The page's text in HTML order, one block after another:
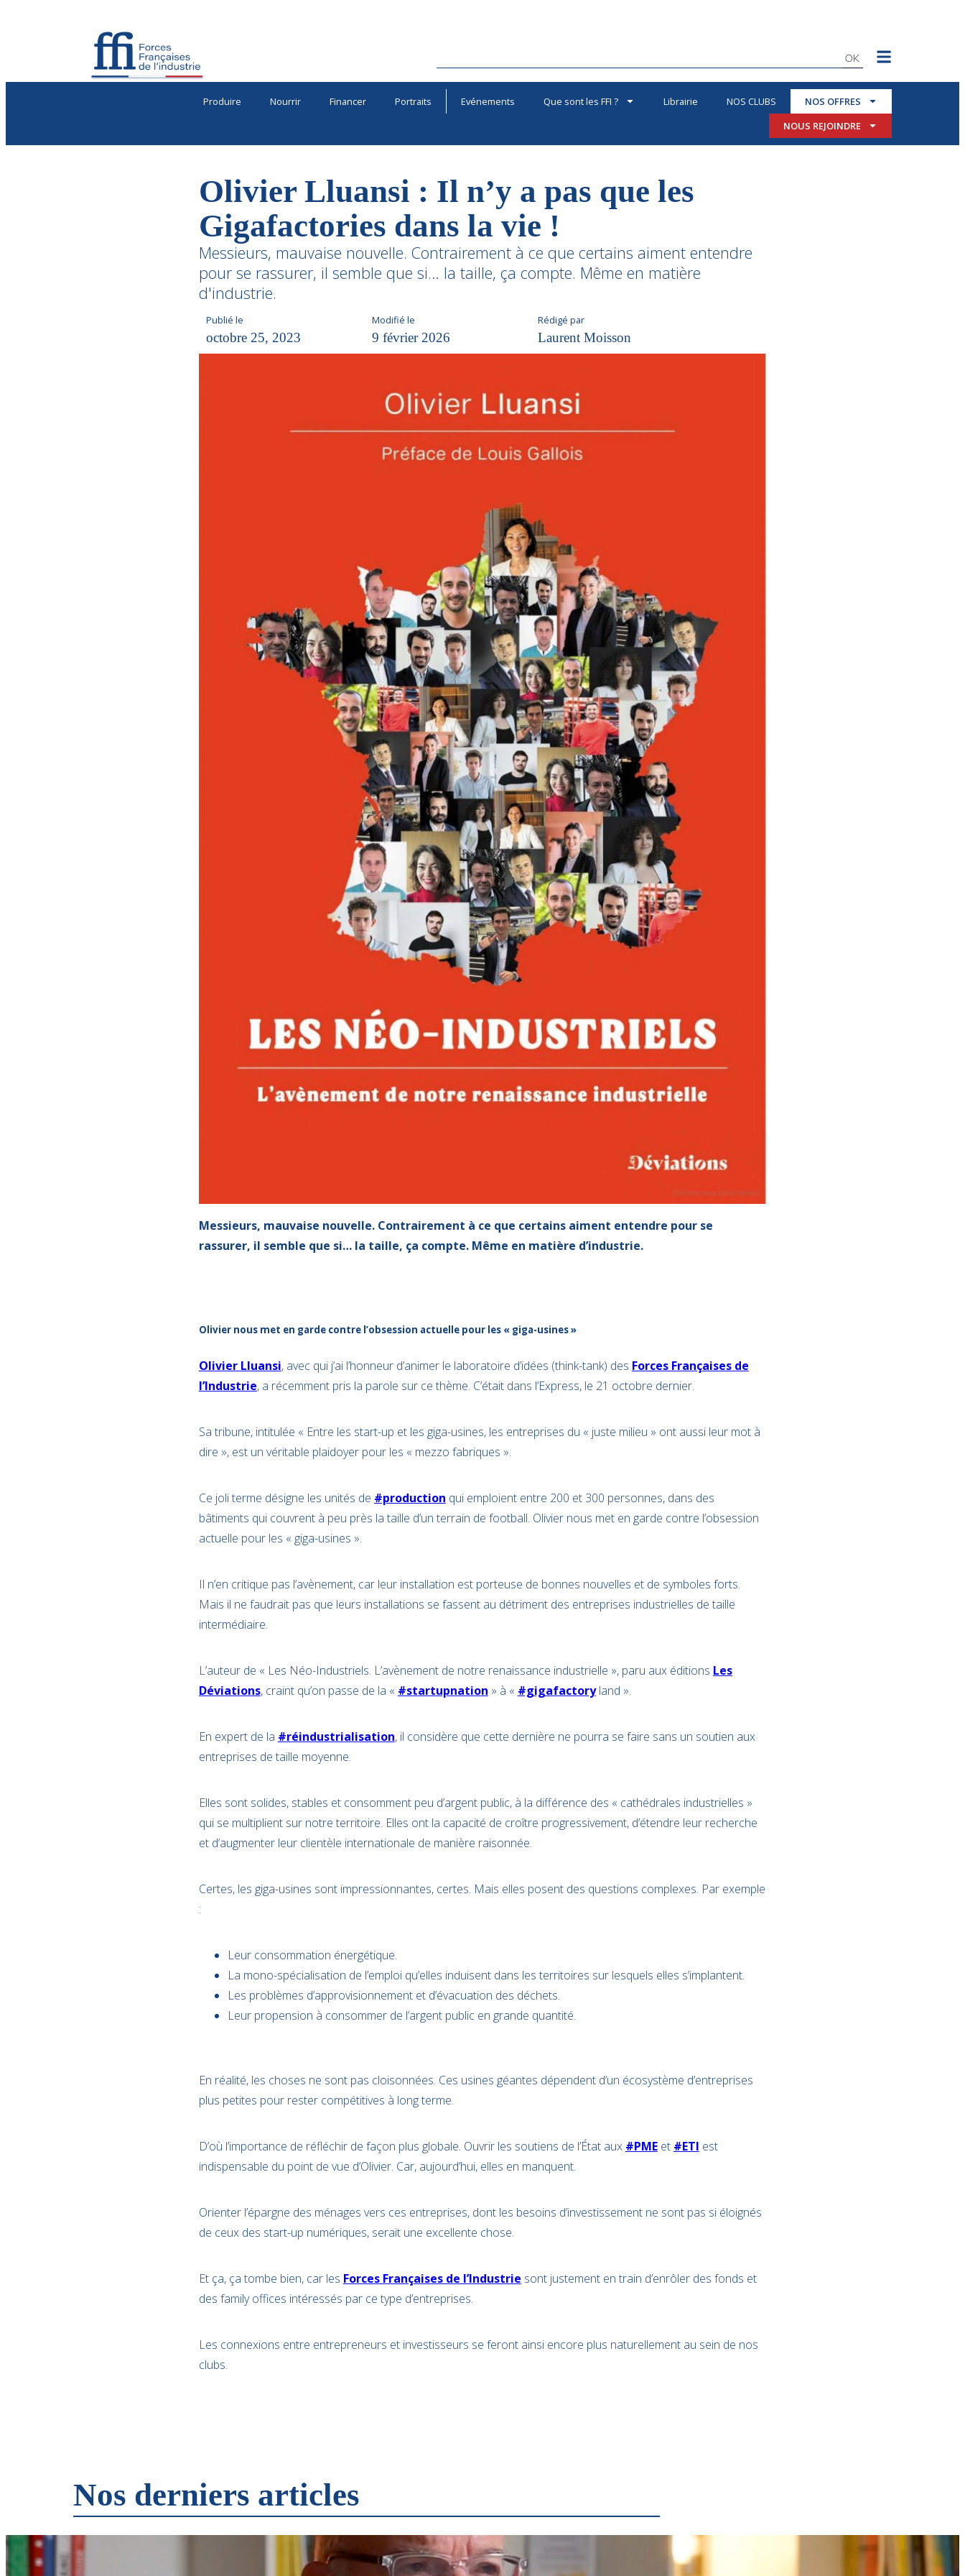
OK
Produire Nourrir Financer Portraits Evénements Que sont les FFI ? Librairie NOS CLUBS
NOS OFFRES
NOUS REJOINDRE
Olivier Lluansi : Il n’y a pas que les
Gigafactories dans la vie !
Messieurs, mauvaise nouvelle. Contrairement à ce que certains aiment entendre
pour se rassurer, il semble que si… la taille, ça compte. Même en matière
d'industrie.
Publié le
octobre 25, 2023
Modifié le
9 février 2026
Rédigé par
Laurent Moisson
Messieurs, mauvaise nouvelle. Contrairement à ce que certains aiment entendre pour se
rassurer, il semble que si… la taille, ça compte. Même en matière d’industrie.
Olivier nous met en garde contre l’obsession actuelle pour les « giga-usines »
Olivier Lluansi, avec qui j’ai l’honneur d’animer le laboratoire d’idées (think-tank) des Forces Françaises de
l’Industrie, a récemment pris la parole sur ce thème. C’était dans l’Express, le 21 octobre dernier.
Sa tribune, intitulée « Entre les start-up et les giga-usines, les entreprises du « juste milieu » ont aussi leur mot à
dire », est un véritable plaidoyer pour les « mezzo fabriques ».
Ce joli terme désigne les unités de #production qui emploient entre 200 et 300 personnes, dans des
bâtiments qui couvrent à peu près la taille d’un terrain de football. Olivier nous met en garde contre l’obsession
actuelle pour les « giga-usines ».
Il n’en critique pas l’avènement, car leur installation est porteuse de bonnes nouvelles et de symboles forts.
Mais il ne faudrait pas que leurs installations se fassent au détriment des entreprises industrielles de taille
intermédiaire.
L’auteur de « Les Néo-Industriels. L’avènement de notre renaissance industrielle », paru aux éditions Les
Déviations, craint qu’on passe de la « #startupnation » à « #gigafactoryland ».
En expert de la #réindustrialisation, il considère que cette dernière ne pourra se faire sans un soutien aux
entreprises de taille moyenne.
Elles sont solides, stables et consomment peu d’argent public, à la différence des « cathédrales industrielles »
qui se multiplient sur notre territoire. Elles ont la capacité de croître progressivement, d’étendre leur recherche
et d’augmenter leur clientèle internationale de manière raisonnée.
Certes, les giga-usines sont impressionnantes, certes. Mais elles posent des questions complexes. Par exemple
:
Leur consommation énergétique.
La mono-spécialisation de l’emploi qu’elles induisent dans les territoires sur lesquels elles s’implantent.
Les problèmes d’approvisionnement et d’évacuation des déchets.
Leur propension à consommer de l’argent public en grande quantité.
En réalité, les choses ne sont pas cloisonnées. Ces usines géantes dépendent d’un écosystème d’entreprises
plus petites pour rester compétitives à long terme.
D’où l’importance de réfléchir de façon plus globale. Ouvrir les soutiens de l’État aux #PMEet #ETI est
indispensable du point de vue d’Olivier. Car, aujourd’hui, elles en manquent.
Orienter l’épargne des ménages vers ces entreprises, dont les besoins d’investissement ne sont pas si éloignés
de ceux des start-up numériques, serait une excellente chose.
Et ça, ça tombe bien, car les Forces Françaises de l’Industrie sont justement en train d’enrôler des fonds et
des family offices intéressés par ce type d’entreprises.
Les connexions entre entrepreneurs et investisseurs se feront ainsi encore plus naturellement au sein de nos
clubs.
Nos derniers articles